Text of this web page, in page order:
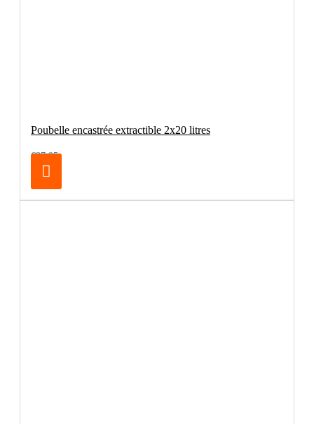
Poubelle encastrée extractible 2x20 litres
€87.95